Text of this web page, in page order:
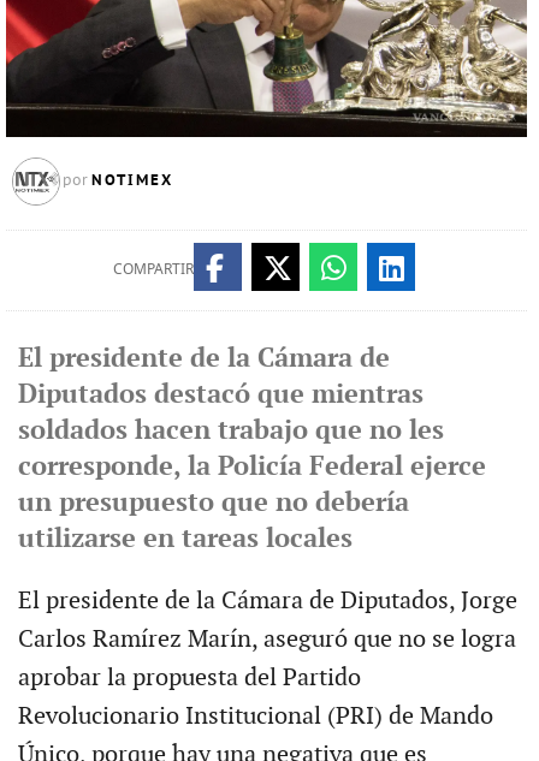
por NOTIMEX
COMPARTIR
El presidente de la Cámara de
Diputados destacó que mientras
soldados hacen trabajo que no les
corresponde, la Policía Federal ejerce
un presupuesto que no debería
utilizarse en tareas locales
El presidente de la Cámara de Diputados, Jorge
Carlos Ramírez Marín, aseguró que no se logra
aprobar la propuesta del Partido
Revolucionario Institucional (PRI) de Mando
Único, porque hay una negativa que es